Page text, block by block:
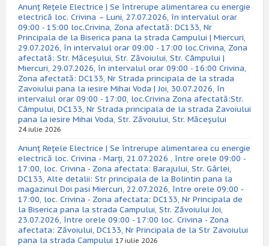
Anunț Rețele Electrice | Se întrerupe alimentarea cu energie
electrică loc. Crivina – Luni, 27.07.2026, în intervalul orar
09:00 - 15:00 loc.Crivina, Zona afectată: DC133, Nr
Principala de la Biserica pana la strada Campului | Miercuri,
29.07.2026, în intervalul orar 09:00 - 17:00 loc.Crivina, Zona
afectată: Str. Măceșului, Str. Zăvoiului, Str. Câmpului |
Miercuri, 29.07.2026, în intervalul orar 09:00 - 16:00 Crivina,
Zona afectată: DC133, Nr Strada principala de la strada
Zavoiului pana la iesire Mihai Voda | Joi, 30.07.2026, în
intervalul orar 09:00 - 17:00, loc.Crivina Zona afectată:Str.
Câmpului, DC133, Nr Strada principala de la strada Zavoiului
pana la iesire Mihai Voda, Str. Zăvoiului, Str. Măceșului
24 iulie 2026
Anunț Rețele Electrice | Se întrerupe alimentarea cu energie
electrică loc. Crivina - Marți, 21.07.2026 , între orele 09:00 -
17:00, loc. Crivina - Zona afectata: Barajului, Str. Gârlei,
DC133, Alte detalii: Str principala de la Bolintin pana la
magazinul Doi pasi Miercuri, 22.07.2026, între orele 09:00 -
17:00, loc. Crivina - Zona afectata: DC133, Nr Principala de
la Biserica pana la strada Campului, Str. Zăvoiului Joi,
23.07.2026, între orele 09:00 - 17:00 loc. Crivina - Zona
afectata: Zăvoiului, DC133, Nr Principala de la Str Zavoiului
pana la strada Campului 17 iulie 2026